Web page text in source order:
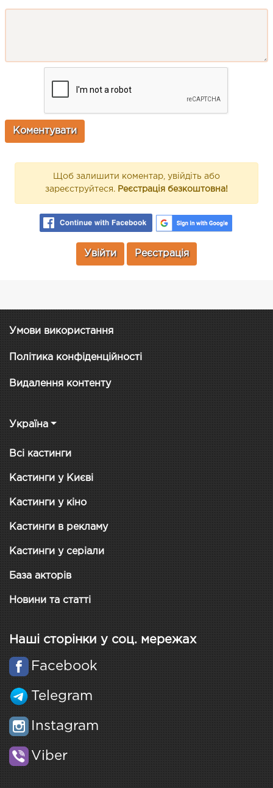
Щоб залишити коментар, увійдіть або
зареєструйтеся. Реєстрація безкоштовна!
Увійти Реєстрація
Умови використання
Політика конфіденційності
Видалення контенту
Україна
Всі кастинги
Кастинги у Києві
Кастинги у кіно
Кастинги в рекламу
Кастинги у серіали
База акторів
Новини та статті
Наші сторінки у соц. мережах
Facebook
Telegram
Instagram
Viber